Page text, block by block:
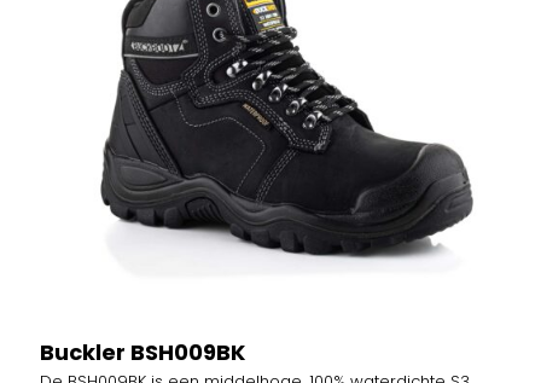
Buckler BSH009BK